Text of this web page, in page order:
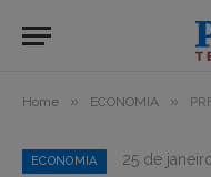
Home » ECONOMIA »
ECONOMIA 25 de